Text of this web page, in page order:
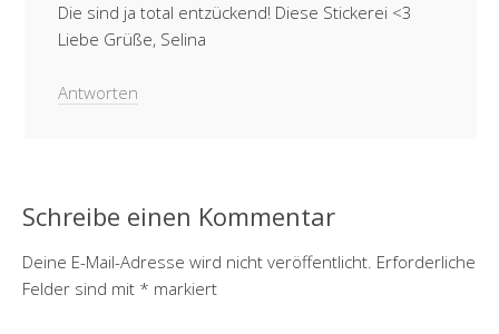
Die sind ja total entzückend! Diese Stickerei <3
Liebe Grüße, Selina
Antworten
Schreibe einen Kommentar
Deine E-Mail-Adresse wird nicht veröffentlicht. Erforderliche
Felder sind mit * markiert